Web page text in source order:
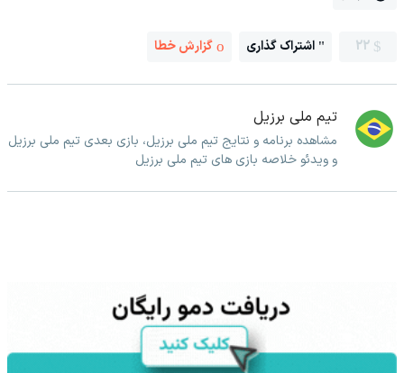
22 اشتراک گذاری گزارش خطا
تیم ملی برزیل
مشاهده برنامه و نتایج تیم ملی برزیل، بازی بعدی تیم ملی برزیل
و ویدئو خلاصه بازی های تیم ملی برزیل